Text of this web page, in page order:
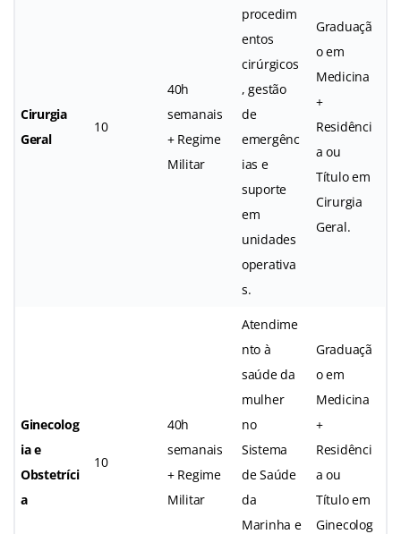
Cirurgia
Geral
10
40h
semanais
+ Regime
Militar
procedim
entos
cirúrgicos
, gestão
de
emergênc
ias e
suporte
em
unidades
operativa
s.
Graduaçã
o em
Medicina
+
Residênci
a ou
Título em
Cirurgia
Geral.
Ginecolog
ia e
Obstetríci
a
10
40h
semanais
+ Regime
Militar
Atendime
nto à
saúde da
mulher
no
Sistema
de Saúde
da
Marinha e
Graduaçã
o em
Medicina
+
Residênci
a ou
Título em
Ginecolog